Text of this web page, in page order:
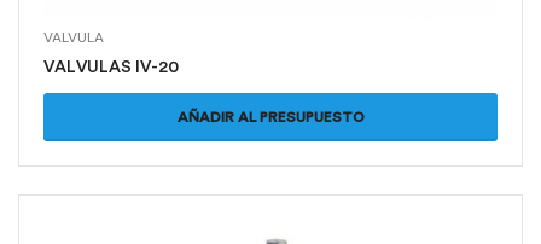
VALVULA
VALVULAS IV-20
AÑADIR AL PRESUPUESTO